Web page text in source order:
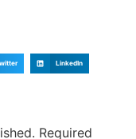
LinkedIn
Required